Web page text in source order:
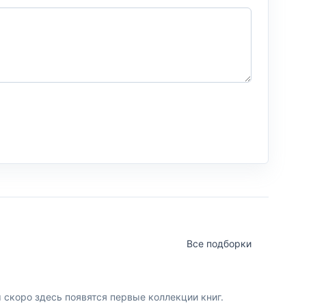
Все подборки
здесь появятся первые коллекции книг.